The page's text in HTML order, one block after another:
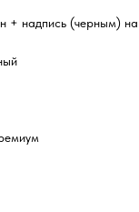
+ надпись (черным) на